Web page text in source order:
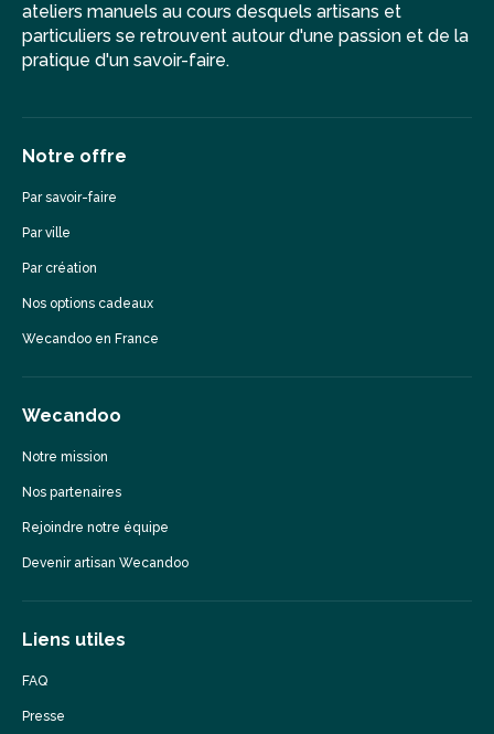
ateliers manuels au cours desquels artisans et
particuliers se retrouvent autour d'une passion et de la
pratique d'un savoir-faire.
Notre offre
Par savoir-faire
Par ville
Par création
Nos options cadeaux
Wecandoo en France
Wecandoo
Notre mission
Nos partenaires
Rejoindre notre équipe
Devenir artisan Wecandoo
Liens utiles
FAQ
Presse